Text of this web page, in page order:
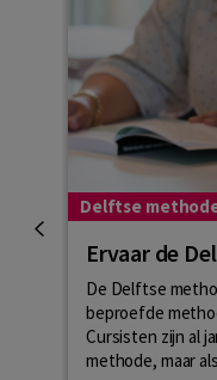
Delftse
Ervaar de
De Delftse
beproefde
Cursisten zijn al
methode, maar